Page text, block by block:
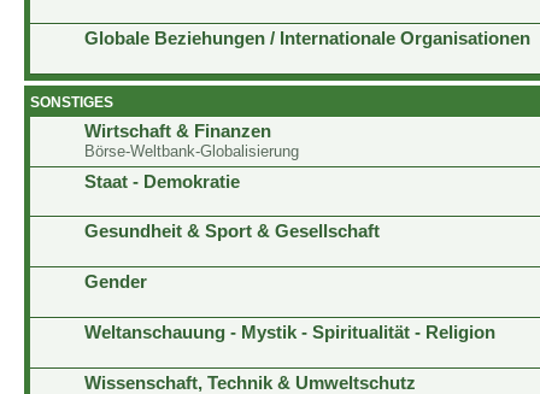
Globale Beziehungen / Internationale Organisationen
SONSTIGES
Wirtschaft & Finanzen
Börse-Weltbank-Globalisierung
Staat - Demokratie
Gesundheit & Sport & Gesellschaft
Gender
Weltanschauung - Mystik - Spiritualität - Religion
Wissenschaft, Technik & Umweltschutz